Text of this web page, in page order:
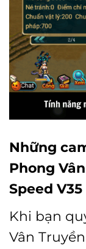
Những
Phong
Speed V35
Khi bạn
Vân